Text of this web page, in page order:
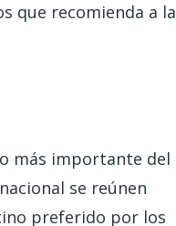
que recomienda a la
más importante del
se reúnen
preferido por los